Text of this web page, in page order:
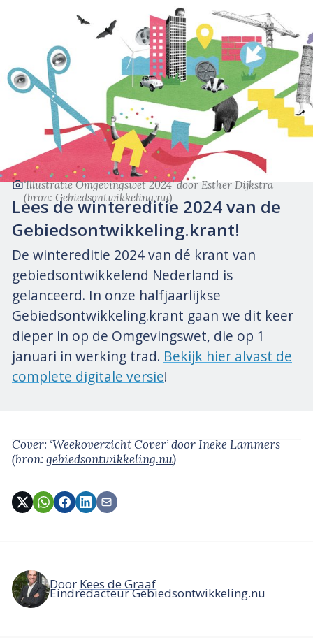
‘Illustratie Omgevingswet 2024’door Esther Dijkstra
(bron: Gebiedsontwikkeling.nu)
Lees de wintereditie 2024 van de
Gebiedsontwikkeling.krant!
De wintereditie 2024 van dé krant van
gebiedsontwikkelend Nederland is
gelanceerd. In onze halfjaarlijkse
Gebiedsontwikkeling.krant gaan we dit keer
dieper in op de Omgevingswet, die op 1
januari in werking trad. Bekijk hier alvast de
complete digitale versie!
Cover: ‘Weekoverzicht Cover’door Ineke Lammers
(bron: gebiedsontwikkeling.nu)
Door Kees de Graaf
Eindredacteur Gebiedsontwikkeling.nu